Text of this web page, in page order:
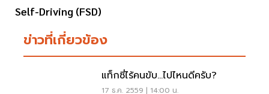
Self-Driving (FSD)
ข่าวที่เกี่ยวข้อง
แท็กซี่ไร้คนขับ...ไปไหนดีครับ?
17 ธ.ค. 2559 | 14:00 น.